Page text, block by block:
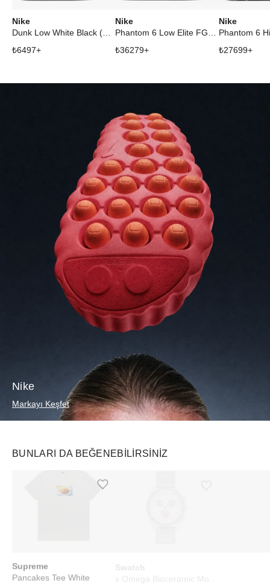
Nike
₺6497+
Nike
₺36279+
Nike
₺27699+
Nike
Markayı Keşfet
BUNLARI DA BEĞENEBILIRSINIZ
Supreme
Pancakes Tee White
Ürünü istek listesine ekle veya listeden çıkar
Swatch
Ürünü istek listesine ekle veya listeden çıkar